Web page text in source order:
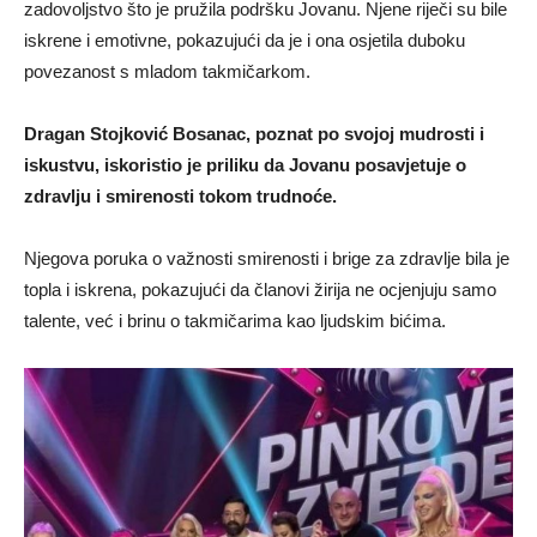
zadovoljstvo što je pružila podršku Jovanu. Njene riječi su bile
iskrene i emotivne, pokazujući da je i ona osjetila duboku
povezanost s mladom takmičarkom.
Dragan Stojković Bosanac, poznat po svojoj mudrosti i
iskustvu, iskoristio je priliku da Jovanu posavjetuje o
zdravlju i smirenosti tokom trudnoće.
Njegova poruka o važnosti smirenosti i brige za zdravlje bila je
topla i iskrena, pokazujući da članovi žirija ne ocjenjuju samo
talente, već i brinu o takmičarima kao ljudskim bićima.